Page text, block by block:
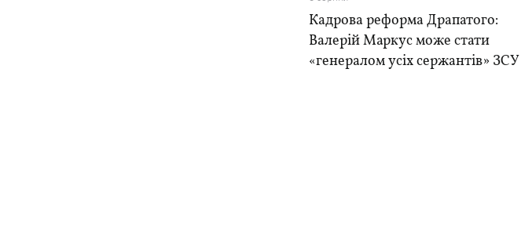
Кадрова реформа Драпатого:
Валерій Маркус може стати
«генералом усіх сержантів» ЗСУ